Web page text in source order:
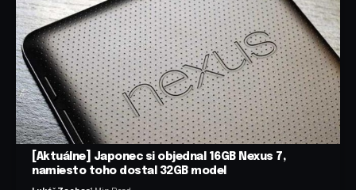
[Aktuálne] Japonec si objednal 16GB Nexus 7,
namiesto toho dostal 32GB model